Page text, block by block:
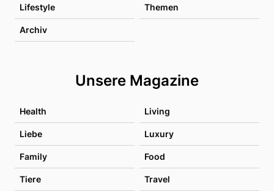
Lifestyle Themen
Archiv
Unsere Magazine
Health Living
Liebe Luxury
Family Food
Tiere Travel